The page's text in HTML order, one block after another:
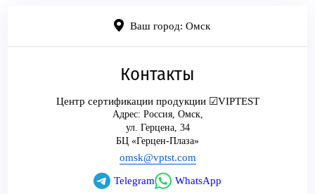
Ваш город: Омск
Контакты
Центр сертификации продукции ☑VIPTEST
Адрес: Россия, Омск,
ул. Герцена, 34
БЦ «Герцен-Плаза»
omsk@vptst.com
Telegram WhatsApp